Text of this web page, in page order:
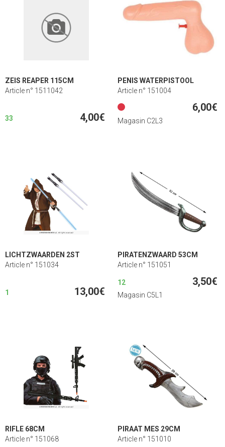
ZEIS REAPER 115CM
Article n° 1511042
33 4,00€
PENIS WATERPISTOOL
Article n° 151004
6,00€
Magasin C2L3
LICHTZWAARDEN 2ST
Article n° 151034
1 13,00€
PIRATENZWAARD 53CM
Article n° 151051
12 3,50€
Magasin C5L1
RIFLE 68CM
Article n° 151068
PIRAAT MES 29CM
Article n° 151010